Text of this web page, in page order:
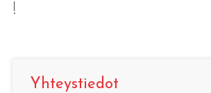
!
Yhteystiedot